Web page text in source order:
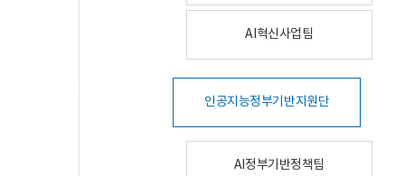
AI혁신사업팀
인공지능정부기반지원단
AI정부기반정책팀